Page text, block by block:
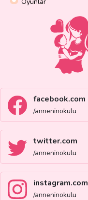
Oyunlar
facebook.com
/anneninokulu
twitter.com
/anneninokulu
instagram.com
/anneninokulu